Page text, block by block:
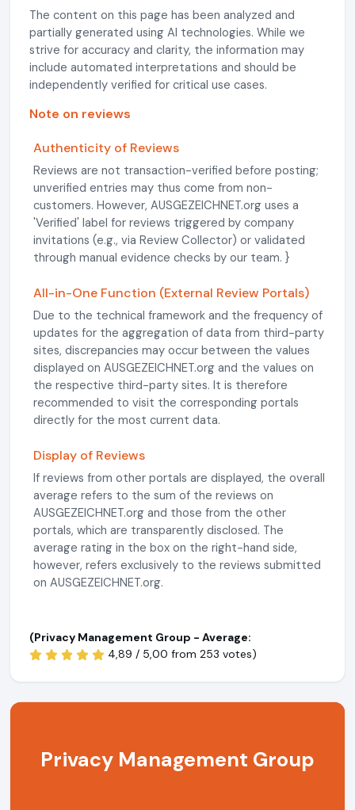
The content on this page has been analyzed and
partially generated using AI technologies. While we
strive for accuracy and clarity, the information may
include automated interpretations and should be
independently verified for critical use cases.
Note on reviews
Authenticity of Reviews
Reviews are not transaction-verified before posting;
unverified entries may thus come from non-
customers. However, AUSGEZEICHNET.org uses a
'Verified' label for reviews triggered by company
invitations (e.g., via Review Collector) or validated
through manual evidence checks by our team. }
All-in-One Function (External Review Portals)
Due to the technical framework and the frequency of
updates for the aggregation of data from third-party
sites, discrepancies may occur between the values
displayed on AUSGEZEICHNET.org and the values on
the respective third-party sites. It is therefore
recommended to visit the corresponding portals
directly for the most current data.
Display of Reviews
If reviews from other portals are displayed, the overall
average refers to the sum of the reviews on
AUSGEZEICHNET.org and those from the other
portals, which are transparently disclosed. The
average rating in the box on the right-hand side,
however, refers exclusively to the reviews submitted
on AUSGEZEICHNET.org.
(Privacy Management Group - Average:
4,89 / 5,00 from 253 votes)
Privacy Management Group